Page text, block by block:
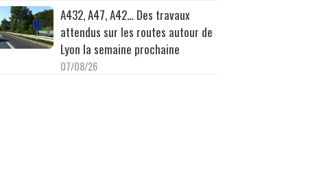
A432, A47, A42… Des travaux
attendus sur les routes autour de
Lyon la semaine prochaine
07/08/26